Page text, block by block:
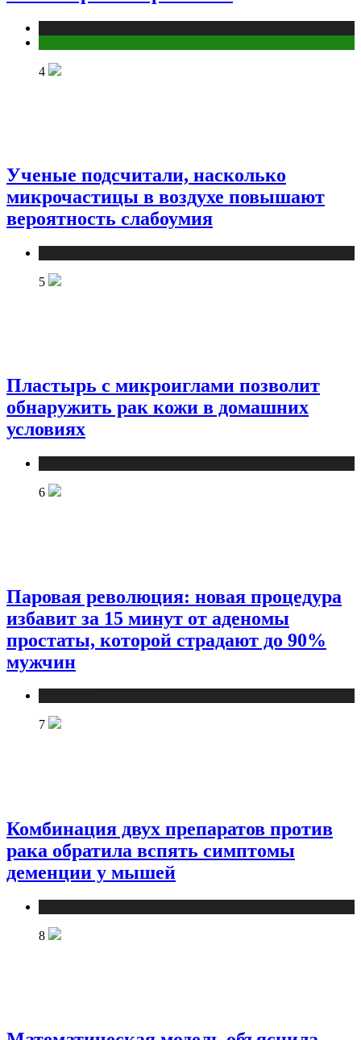
4
Ученые подсчитали, насколько
микрочастицы в воздухе повышают
вероятность слабоумия
5
Пластырь с микроиглами позволит
обнаружить рак кожи в домашних
условиях
6
Паровая революция: новая процедура
избавит за 15 минут от аденомы
простаты, которой страдают до 90%
мужчин
7
Комбинация двух препаратов против
рака обратила вспять симптомы
деменции у мышей
8